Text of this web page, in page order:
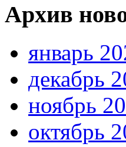
Архив
январь
декабрь
ноябрь
октябрь